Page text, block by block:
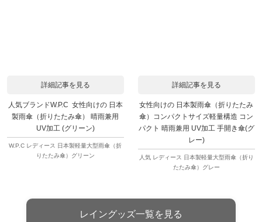
詳細記事を見る
人気ブランドW.P.C 女性向けの 日本
製雨傘（折りたたみ傘） 晴雨兼用
UV加工 (グリーン)
W.P.C レディース 日本製軽量大型雨傘（折
りたたみ傘）グリーン
詳細記事を見る
女性向けの 日本製雨傘（折りたたみ
傘）コンパクトサイズ軽量構造 コン
パクト 晴雨兼用 UV加工 手開き傘(グ
レー)
人気 レディース 日本製軽量大型雨傘（折り
たたみ傘）グレー
レイングッズ一覧を見る